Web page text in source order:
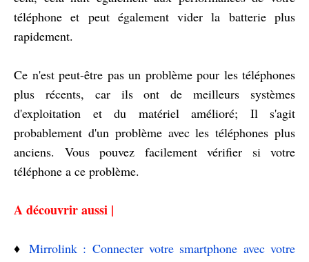
téléphone et peut également vider la batterie plus
rapidement.
Ce n'est peut-être pas un problème pour les téléphones
plus récents, car ils ont de meilleurs systèmes
d'exploitation et du matériel amélioré; Il s'agit
probablement d'un problème avec les téléphones plus
anciens. Vous pouvez facilement vérifier si votre
téléphone a ce problème.
A découvrir aussi |
♦️ Mirrolink : Connecter votre smartphone avec votre